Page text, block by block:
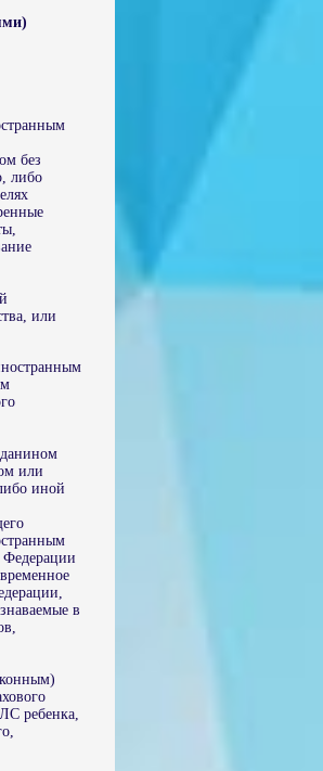
без
либо
или
или
иной
Федерации
в
ребенка,